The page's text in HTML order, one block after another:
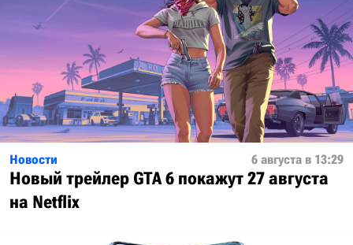
Новости 6 августа в 13:29
Новый трейлер GTA 6 покажут 27 августа
на Netflix